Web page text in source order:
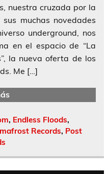
nuestra cruzada por la
muchas novedades
underground, nos
en el espacio de “La
la nueva oferta de los
Me […]
, Endless Floods,
Records, Post